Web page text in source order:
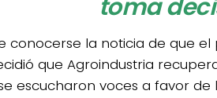
conocerse la noticia de que
que Agroindustria
escucharon voces a favor de